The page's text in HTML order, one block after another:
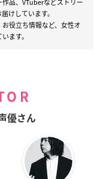
けしています。
役立ち情報など、女性オ
ます。
優さん